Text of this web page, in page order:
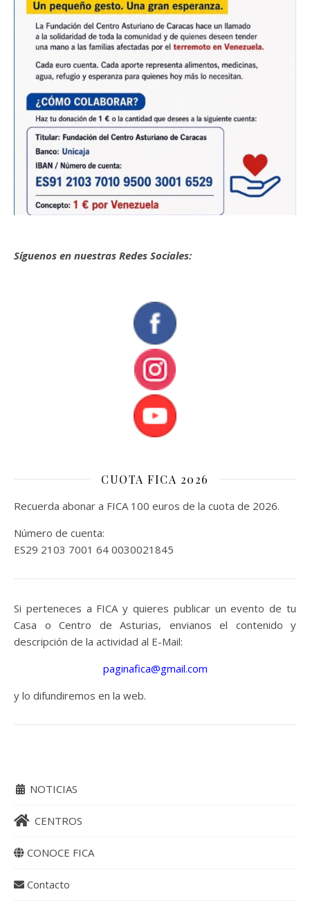
Síguenos en nuestras Redes Sociales:
CUOTA FICA 2026
Recuerda abonar a FICA 100 euros de la cuota de 2026.
Número de cuenta:
ES29 2103 7001 64 0030021845
Si perteneces a FICA y quieres publicar un evento de tu
Casa o Centro de Asturias, envianos el contenido y
descripción de la actividad al E-Mail:
paginafica@gmail.com
y lo difundiremos en la web.
NOTICIAS
CENTROS
CONOCE FICA
Contacto